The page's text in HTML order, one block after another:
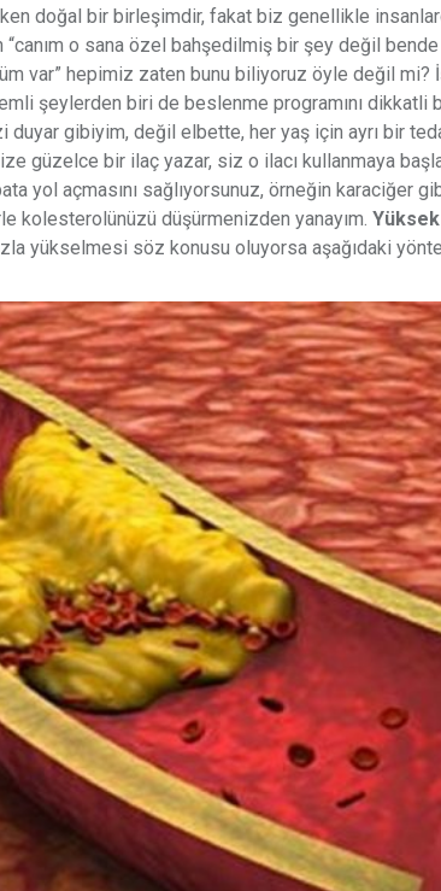
doğal bir birleşimdir, fakat biz genellikle
o sana özel bahşedilmiş bir şey değil
var” hepimiz zaten bunu biliyoruz öyle değil mi?
şeylerden biri de beslenme programını dikkatli
duyar gibiyim, değil elbette, her yaş için ayrı bir
bir ilaç yazar, siz o ilacı kullanmaya
yol açmasını sağlıyorsunuz, örneğin karaciğer
kolesterolünüzü düşürmenizden yanayım.
yükselmesi söz konusu oluyorsa aşağıdaki